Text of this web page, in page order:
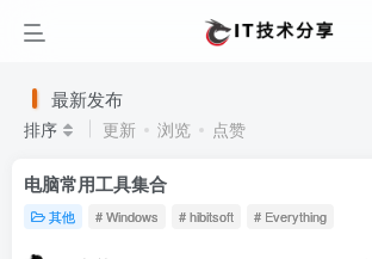
最新发布
排序 更新 浏览 点赞
电脑常用工具集合
其他 # Windows # hibitsoft # Everything